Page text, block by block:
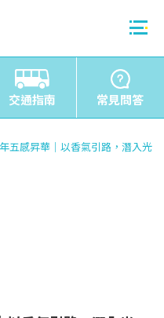
交通指南 常見問答
五感昇華｜以香氣引路，潛入光